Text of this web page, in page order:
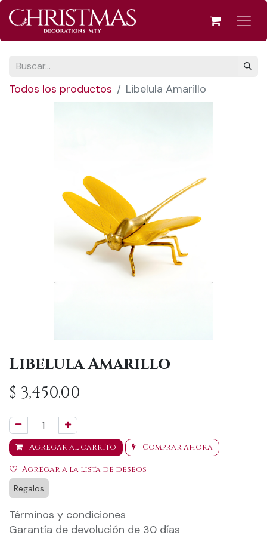
Todos los productos Libelula Amarillo
Libelula Amarillo
$ 3,450.00
Agregar al carrito Comprar ahora
Agregar a la lista de deseos
Regalos
Términos y condiciones
Garantía de devolución de 30 días